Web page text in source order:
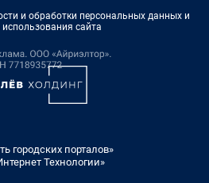
и обработки персональных данных и
сайта
городских порталов»
Технологии»